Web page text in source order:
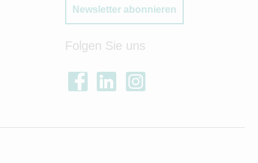
Newsletter abonnieren
Folgen Sie uns